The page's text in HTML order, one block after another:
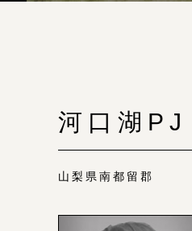
河口湖PJ
山梨県南都留郡